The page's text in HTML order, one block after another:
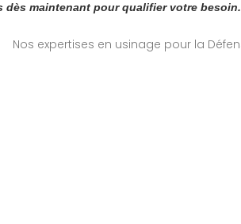
dès maintenant pour qualifier votre besoin.